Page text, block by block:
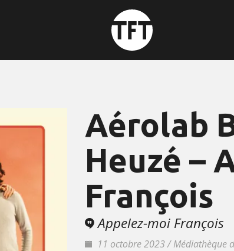
Aérolab
Heuzé –
François
Appelez-moi François
11 octobre 2023 / Médiathèque